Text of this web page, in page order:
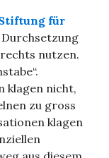
für
nutzen.
klagen nicht,
zu gross
klagen